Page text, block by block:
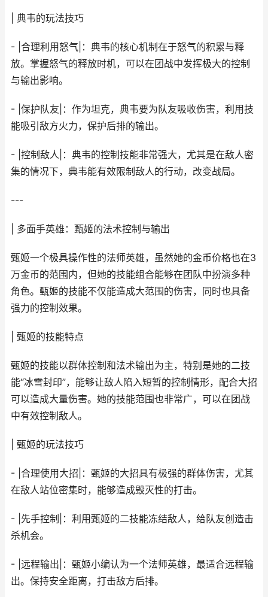
| 典韦的玩法技巧
- |合理利用怒气|：典韦的核心机制在于怒气的积累与释
放。掌握怒气的释放时机，可以在团战中发挥极大的控制
与输出影响。
- |保护队友|：作为坦克，典韦要为队友吸收伤害，利用技
能吸引敌方火力，保护后排的输出。
- |控制敌人|：典韦的控制技能非常强大，尤其是在敌人密
集的情况下，典韦能有效限制敌人的行动，改变战局。
---
| 多面手英雄：甄姬的法术控制与输出
甄姬一个极具操作性的法师英雄，虽然她的金币价格也在3
万金币的范围内，但她的技能组合能够在团队中扮演多种
角色。甄姬的技能不仅能造成大范围的伤害，同时也具备
强力的控制效果。
| 甄姬的技能特点
甄姬的技能以群体控制和法术输出为主，特别是她的二技
能“冰雪封印”，能够让敌人陷入短暂的控制情形，配合大招
可以造成大量伤害。她的技能范围也非常广，可以在团战
中有效控制敌人。
| 甄姬的玩法技巧
- |合理使用大招|：甄姬的大招具有极强的群体伤害，尤其
在敌人站位密集时，能够造成毁灭性的打击。
- |先手控制|：利用甄姬的二技能冻结敌人，给队友创造击
杀机会。
- |远程输出|：甄姬小编认为一个法师英雄，最适合远程输
出。保持安全距离，打击敌方后排。